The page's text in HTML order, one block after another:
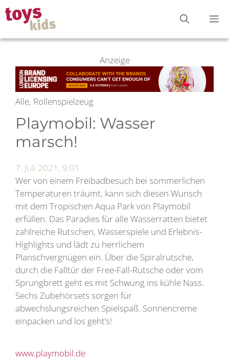
Zum
Inhalt
springen
Anzeige
Alle, Rollenspielzeug
Playmobil: Wasser
marsch!
7. Juli 2021, 9:01
Wer von einem Freibadbesuch bei sommerlichen
Temperaturen träumt, kann sich diesen Wunsch
mit dem Tropischen Aqua Park von Playmobil
erfüllen. Das Paradies für alle Wasserratten bietet
zahlreiche Rutschen, Wasserspiele und Erlebnis-
Highlights und lädt zu herrlichem
Planschvergnügen ein. Über die Spiralrutsche,
durch die Falltür der Free-Fall-Rutsche oder vom
Sprungbrett geht es mit Schwung ins kühle Nass.
Sechs Zubehörsets sorgen für
abwechslungsreichen Spielspaß. Sonnencreme
einpacken und los geht’s!
www.playmobil.de